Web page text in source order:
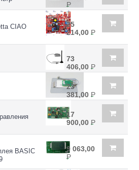
Р
CIAO
25
214,00 Р
73
406,00 Р
23
381,00 Р
17
900,00 Р
BASIC
9 063,00
Р